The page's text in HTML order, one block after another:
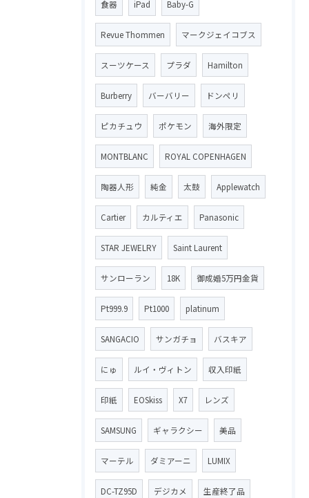
食器 iPad Baby-G
Revue Thommen マークジェイコブス
スーツケース プラダ Hamilton
Burberry バーバリー ドンペリ
ピカチュウ ポケモン 海外限定
MONTBLANC ROYAL COPENHAGEN
陶器人形 純金 太鼓 Applewatch
Cartier カルティエ Panasonic
STAR JEWELRY Saint Laurent
サンローラン 18K 御成婚5万円金貨
Pt999.9 Pt1000 platinum
SANGACIO サンガチョ バスキア
にゅ ルイ・ヴィトン 収入印紙
印紙 EOSkiss X7 レンズ
SAMSUNG ギャラクシー 美品
マーテル ダミアーニ LUMIX
DC-TZ95D デジカメ 生産終了品